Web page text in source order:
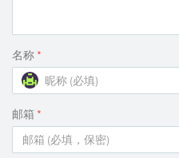
名称 *
邮箱 *